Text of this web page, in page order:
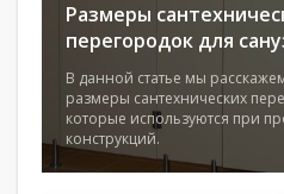
Размеры
перегородок для
В данной статье мы
размеры сантехнических
которые используются при
конструкций.